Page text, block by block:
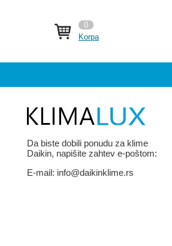
0
Korpa
Da biste dobili ponudu za klime
Daikin, napišite zahtev e-poštom:
E-mail: info@daikinklime.rs